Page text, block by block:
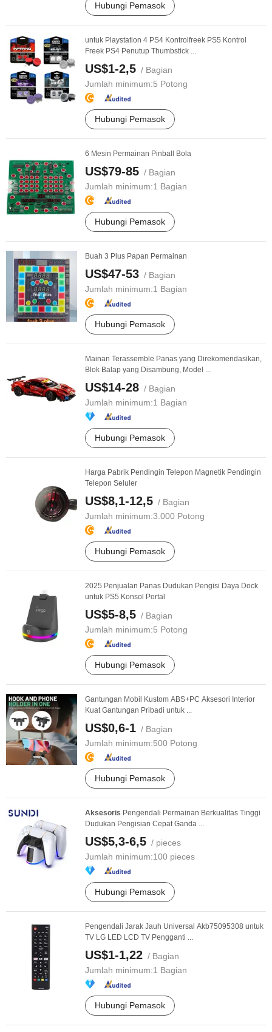
Hubungi Pemasok
untuk Playstation 4 PS4 Kontrolfreek PS5 Kontrol
Freek PS4 Penutup Thumbstick ...
US$1-2,5 / Bagian
Jumlah minimum:5 Potong
Hubungi Pemasok
6 Mesin Permainan Pinball Bola
US$79-85 / Bagian
Jumlah minimum:1 Bagian
Hubungi Pemasok
Buah 3 Plus Papan Permainan
US$47-53 / Bagian
Jumlah minimum:1 Bagian
Hubungi Pemasok
Mainan Terassemble Panas yang Direkomendasikan,
Blok Balap yang Disambung, Model ...
US$14-28 / Bagian
Jumlah minimum:1 Bagian
Hubungi Pemasok
Harga Pabrik Pendingin Telepon Magnetik Pendingin
Telepon Seluler
US$8,1-12,5 / Bagian
Jumlah minimum:3.000 Potong
Hubungi Pemasok
2025 Penjualan Panas Dudukan Pengisi Daya Dock
untuk PS5 Konsol Portal
US$5-8,5 / Bagian
Jumlah minimum:5 Potong
Hubungi Pemasok
Gantungan Mobil Kustom ABS+PC Aksesori Interior
Kuat Gantungan Pribadi untuk ...
US$0,6-1 / Bagian
Jumlah minimum:500 Potong
Hubungi Pemasok
Aksesoris Pengendali Permainan Berkualitas Tinggi
Dudukan Pengisian Cepat Ganda ...
US$5,3-6,5 / pieces
Jumlah minimum:100 pieces
Hubungi Pemasok
Pengendali Jarak Jauh Universal Akb75095308 untuk
TV LG LED LCD TV Pengganti ...
US$1-1,22 / Bagian
Jumlah minimum:1 Bagian
Hubungi Pemasok